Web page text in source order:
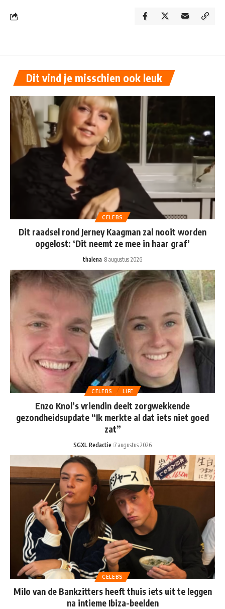
Dit vind je misschien ook leuk
CELEBS
Dit raadsel rond Jerney Kaagman zal nooit worden
opgelost: ‘Dit neemt ze mee in haar graf’
thalena 8 augustus 2026
CELEBS LIFE
Enzo Knol’s vriendin deelt zorgwekkende
gezondheidsupdate “Ik merkte al dat iets niet goed
zat”
SGXL Redactie 7 augustus 2026
CELEBS
Milo van de Bankzitters heeft thuis iets uit te leggen
na intieme Ibiza-beelden